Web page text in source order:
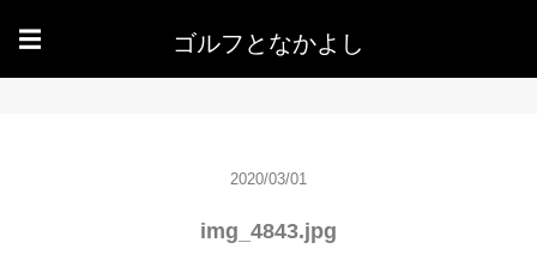
☰ ゴルフとなかよし
2020/03/01
img_4843.jpg